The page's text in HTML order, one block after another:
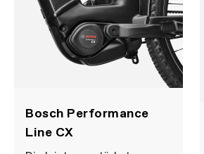
Bosch Performance
Line CX